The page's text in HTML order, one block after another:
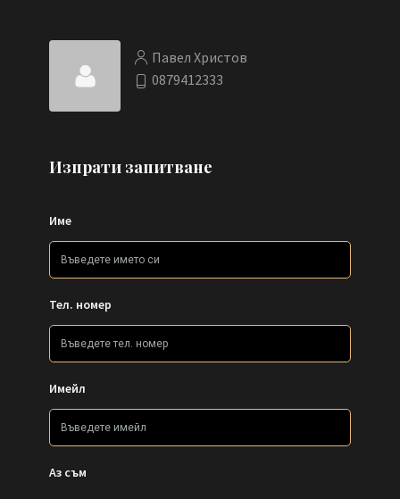
Павел Христов
0879412333
Изпрати запитване
Име
Тел. номер
Имейл
Аз съм